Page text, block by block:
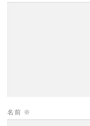
名前 ※